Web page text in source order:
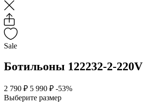
Sale
Ботильоны 122232-2-220V
2 790 ₽ 5 990 ₽ -53%
Выберите размер